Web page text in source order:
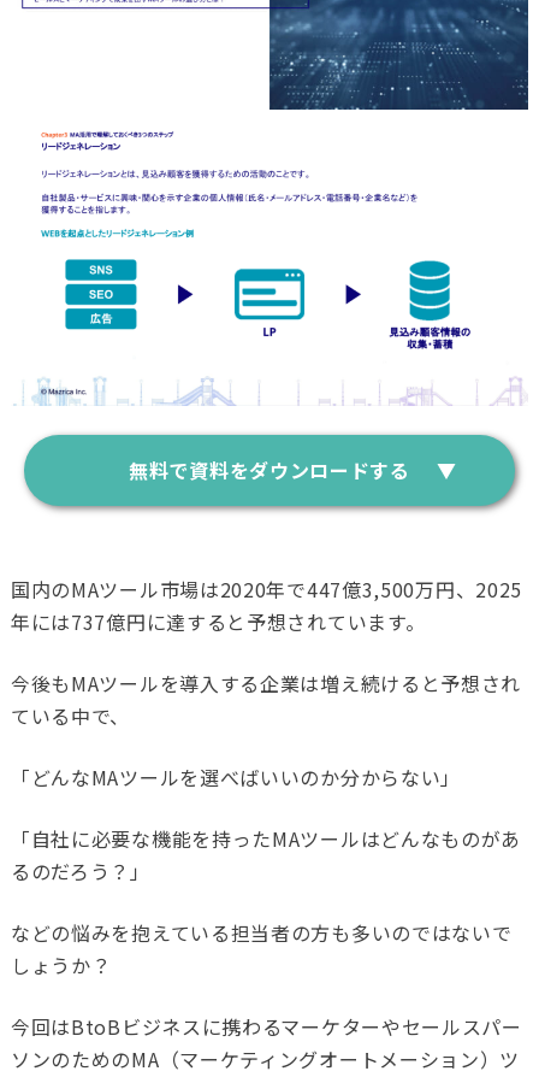
無料で資料をダウンロードする
国内のMAツール市場は2020年で447億3,500万円、2025
年には737億円に達すると予想されています。
今後もMAツールを導入する企業は増え続けると予想され
ている中で、
「どんなMAツールを選べばいいのか分からない」
「自社に必要な機能を持ったMAツールはどんなものがあ
るのだろう？」
などの悩みを抱えている担当者の方も多いのではないで
しょうか？
今回はBtoBビジネスに携わるマーケターやセールスパー
ソンのためのMA（マーケティングオートメーション）ツ